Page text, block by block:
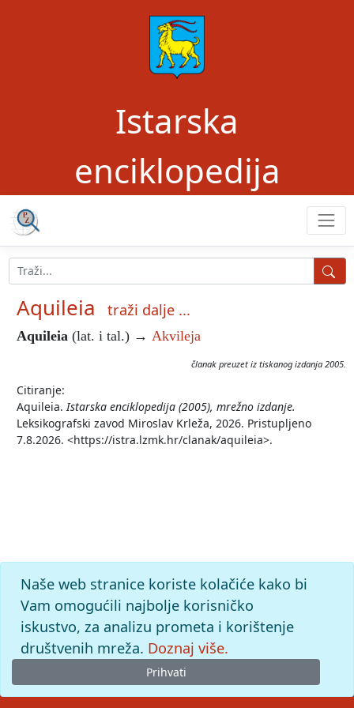
Istarska
enciklopedija
Aquileia traži dalje ...
Aquileia (lat. i tal.) → Akvileja
članak preuzet iz tiskanog izdanja 2005.
Citiranje:
Aquileia. Istarska enciklopedija (2005), mrežno izdanje.
Leksikografski zavod Miroslav Krleža, 2026. Pristupljeno
7.8.2026. <https://istra.lzmk.hr/clanak/aquileia>.
Naše web stranice koriste kolačiće kako bi
Vam omogućili najbolje korisničko
iskustvo, za analizu prometa i korištenje
društvenih mreža. Doznaj više.
Prihvati
© 2026Leksikografski zavodMiroslav Krleža